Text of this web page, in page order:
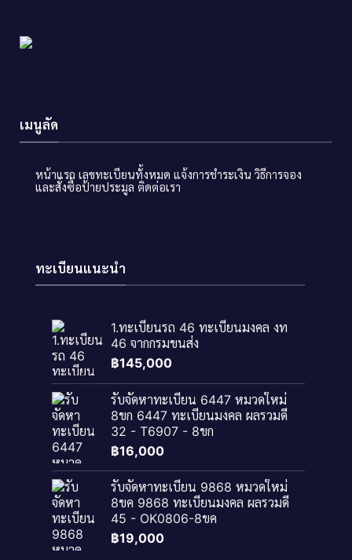
เมนูลัด
หน้าแรก เลขทะเบียนทั้งหมด แจ้งการชำระเงิน วิธีการจอง
และสั่งซื้อป้ายประมูล ติดต่อเรา
ทะเบียนแนะนำ
1.ทะเบียนรถ 46 ทะเบียนมงคล งท
46 จากกรมขนส่ง
฿145,000
รับจัดหาทะเบียน 6447 หมวดใหม่
8ขก 6447 ทะเบียนมงคล ผลรวมดี
32 - T6907 - 8ขก
฿16,000
รับจัดหาทะเบียน 9868 หมวดใหม่
8ขค 9868 ทะเบียนมงคล ผลรวมดี
45 - OK0806-8ขค
฿19,000